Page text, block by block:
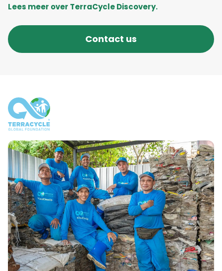
Lees meer over TerraCycle Discovery.
Contact us